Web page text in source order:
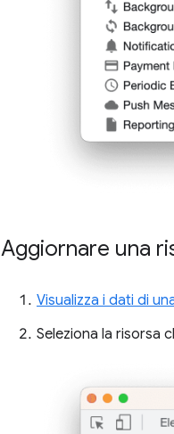
Aggiornare una
Visualizza i dati di
Seleziona la risorsa